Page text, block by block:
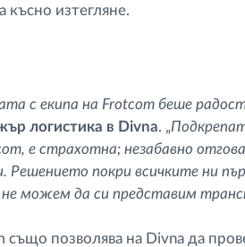
късно изтегляне.
с екипа на Frotcom беше
логистика в Divna. „
е страхотна; незабавно
Решението покри всичките ни
не можем да си представим
също позволява на Divna да